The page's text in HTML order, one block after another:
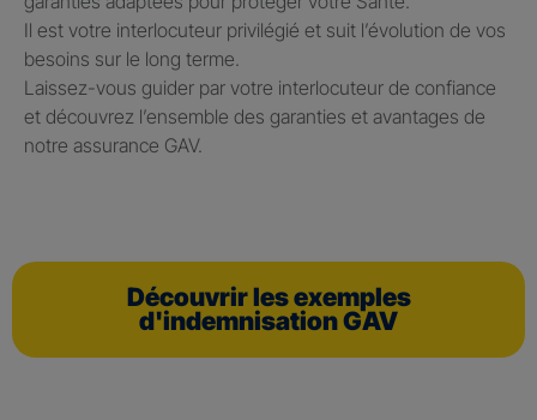
Il est votre interlocuteur privilégié et suit l’évolution de vos
besoins sur le long terme.
Laissez-vous guider par votre interlocuteur de confiance
et découvrez l’ensemble des garanties et avantages de
notre assurance GAV.
Découvrir les exemples
d'indemnisation GAV